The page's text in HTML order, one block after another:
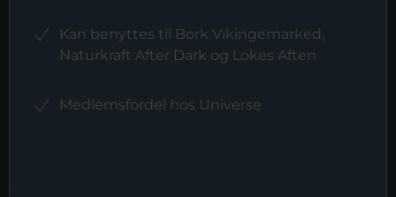
Kan benyttes til Bork Vikingemarked,
Naturkraft After Dark og Lokes Aften
Medlemsfordel hos Universe